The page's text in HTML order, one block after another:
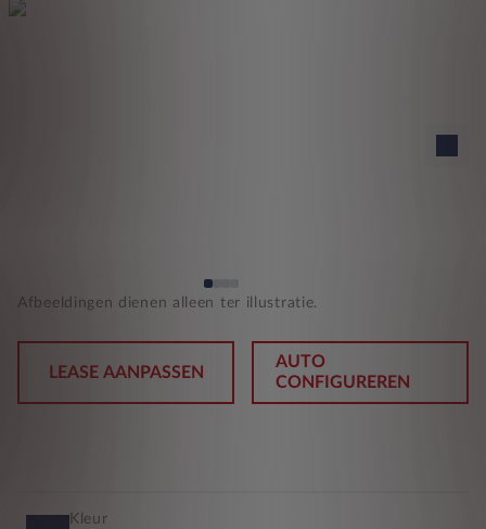
Afbeeldingen dienen alleen ter illustratie.
LEASE AANPASSEN
AUTO
CONFIGUREREN
Kleur